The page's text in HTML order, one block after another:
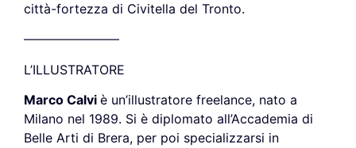
città-fortezza di Civitella del Tronto.
———————–
L’ILLUSTRATORE
Marco Calvi è un’illustratore freelance, nato a
Milano nel 1989. Si è diplomato all’Accademia di
Belle Arti di Brera, per poi specializzarsi in